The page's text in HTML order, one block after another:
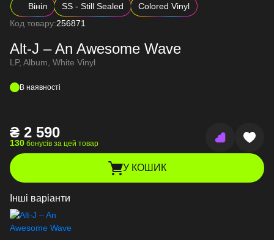
Вініл SS - Still Sealed
Colored Vinyl
Код товару:256871
Alt-J – An Awesome Wave
LP, Album, White Vinyl
В наявності
₴ 2 590
130 бонусів за цей товар
У КОШИК
Інші варіанти